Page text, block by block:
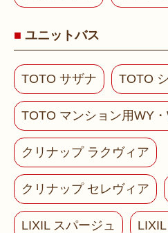
ユニットバス
TOTO サザナ TOTO
TOTO マンション用WY
クリナップ ラクヴィア
クリナップ セレヴィア
LIXIL スパージュ